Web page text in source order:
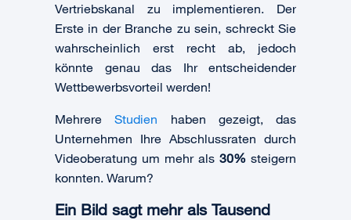
Vertriebskanal zu implementieren. Der
Erste in der Branche zu sein, schreckt Sie
wahrscheinlich erst recht ab, jedoch
könnte genau das Ihr entscheidender
Wettbewerbsvorteil werden!
MehrereStudien haben gezeigt, das
Unternehmen Ihre Abschlussraten durch
Videoberatung um mehr als 30% steigern
konnten. Warum?
Ein Bild sagt mehr als Tausend